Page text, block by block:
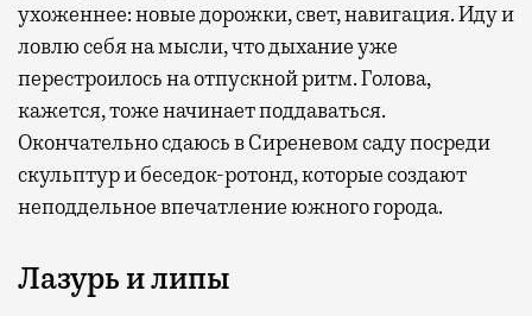
ухоженнее: новые дорожки, свет, навигация. Иду и
ловлю себя на мысли, что дыхание уже
перестроилось на отпускной ритм. Голова,
кажется, тоже начинает поддаваться.
Окончательно сдаюсь в Сиреневом саду посреди
скульптур и беседок-ротонд, которые создают
неподдельное впечатление южного города.
Лазурь и липы